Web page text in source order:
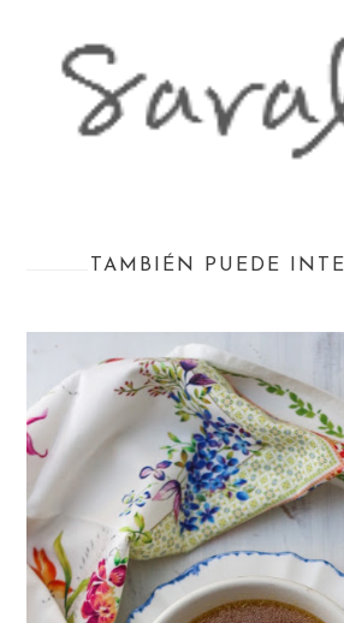
TAMBIÉN PUEDE